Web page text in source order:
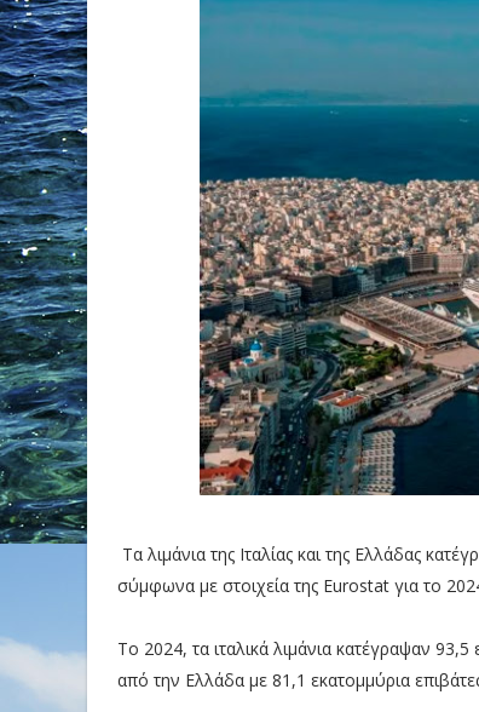
Τα λιμάνια της Ιταλίας και της Ελλάδας
σύμφωνα με στοιχεία της Eurostat για το
Το 2024, τα ιταλικά λιμάνια κατέγραψαν
από την Ελλάδα με 81,1 εκατομμύρια